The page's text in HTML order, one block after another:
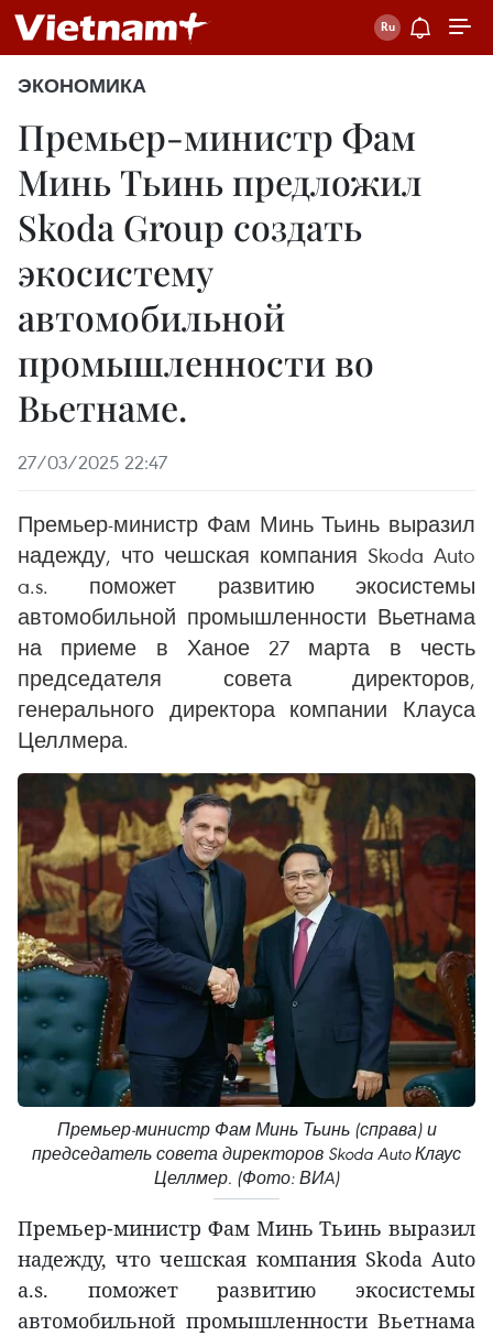
ЭКОНОМИКА
Премьер-министр Фам
Минь Тьинь предложил
Skoda Group создать
экосистему
автомобильной
промышленности во
Вьетнаме.
27/03/2025 22:47
Премьер-министр Фам Минь Тьинь выразил
надежду, что чешская компания Skoda Auto
a.s. поможет развитию экосистемы
автомобильной промышленности Вьетнама
на приеме в Ханое 27 марта в честь
председателя совета директоров,
генерального директора компании Клауса
Целлмера.
Премьер-министр Фам Минь Тьинь (справа) и
председатель совета директоров Skoda Auto Клаус
Целлмер. (Фото: ВИA)
Премьер-министр Фам Минь Тьинь выразил
надежду, что чешская компания Skoda Auto
a.s. поможет развитию экосистемы
автомобильной промышленности Вьетнама